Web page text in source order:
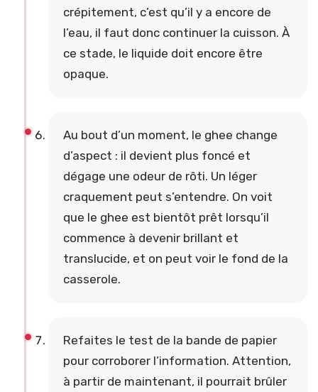
crépitement, c’est qu’il y a encore de
l’eau, il faut donc continuer la cuisson. À
ce stade, le liquide doit encore être
opaque.
Au bout d’un moment, le ghee change
d’aspect : il devient plus foncé et
dégage une odeur de rôti. Un léger
craquement peut s’entendre. On voit
que le ghee est bientôt prêt lorsqu’il
commence à devenir brillant et
translucide, et on peut voir le fond de la
casserole.
Refaites le test de la bande de papier
pour corroborer l’information. Attention,
à partir de maintenant, il pourrait brûler